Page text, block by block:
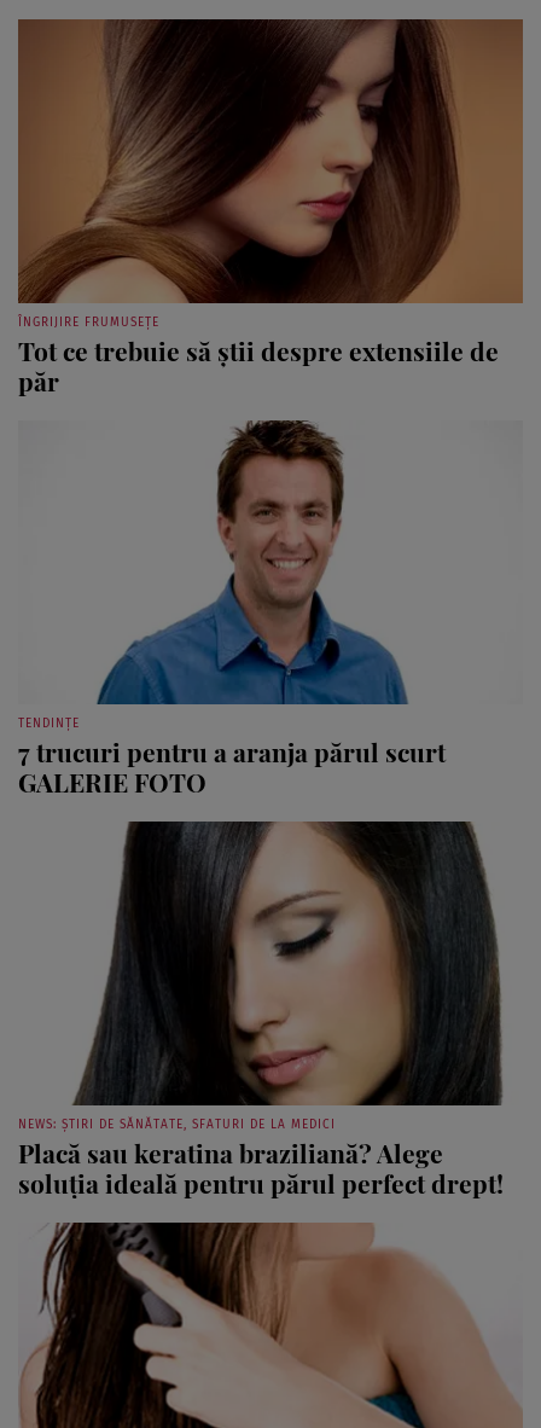
ÎNGRIJIRE FRUMUSEȚE
Tot ce trebuie să ştii despre extensiile de
păr
TENDINȚE
7 trucuri pentru a aranja părul scurt
GALERIE FOTO
NEWS: ȘTIRI DE SĂNĂTATE, SFATURI DE LA MEDICI
Placă sau keratina braziliană? Alege
soluţia ideală pentru părul perfect drept!